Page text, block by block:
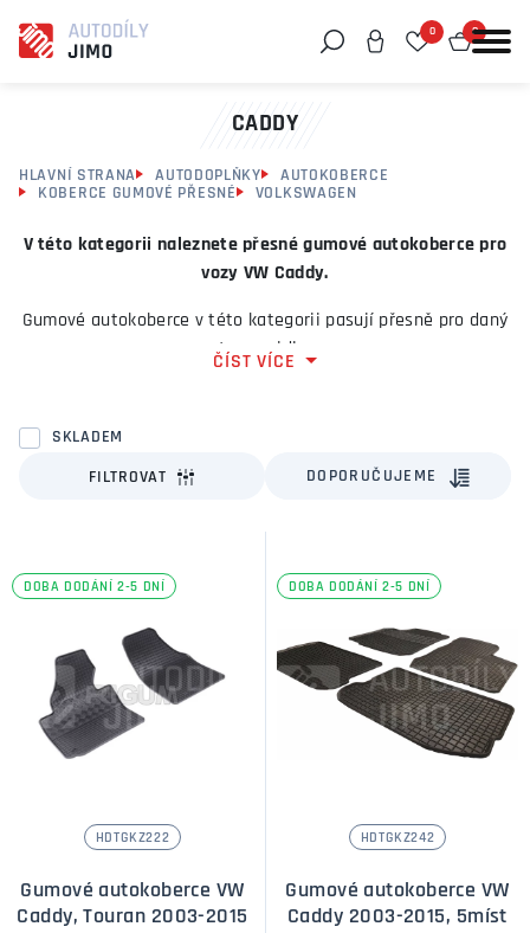
0 0
CADDY
HLAVNÍ STRANA AUTODOPLŇKY
AUTOKOBERCE
KOBERCE GUMOVÉ PŘESNÉ
VOLKSWAGEN
V této kategorii naleznete přesné gumové autokoberce pro
vozy VW Caddy.
Gumové autokoberce v této kategorii pasují přesně pro daný
typ vozidla.
zimě, kdy stékající vodu z vaší obuvi gumové koberce ideálně
znečištěním.
ČÍST VÍCE
SKLADEM
FILTROVAT DOPORUČUJEME
DOBA DODÁNÍ 2-5 DNÍ
HDTGKZ222
Gumové autokoberce VW
Caddy, Touran 2003-2015
DOBA DODÁNÍ 2-5 DNÍ
HDTGKZ242
Gumové autokoberce VW
Caddy 2003-2015, 5míst